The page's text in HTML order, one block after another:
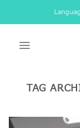
to
TAG